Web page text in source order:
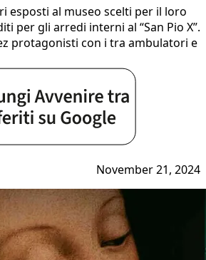
esposti al museo scelti per il loro
per gli arredi interni al “San Pio X”.
protagonisti con i tra ambulatori e
November 21, 2024